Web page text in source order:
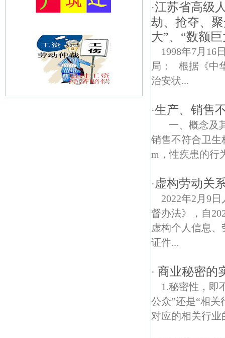
·江苏省高级
劫、抢夺、
大”、“数额
1998年7月
局： 根据《中
治安状...
·生产、销售
一、概念及
销售不符合卫生
m，性疾患的行
· 虚构劳动关
2022年2月9
督办法》，自
虚构个人信息
证件...
· 商业秘密的
1.秘密性，即
公众”还是“相
对应的相关行